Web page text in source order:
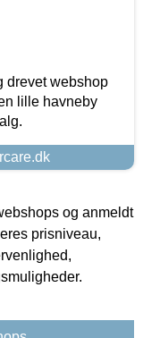
drevet webshop
lille havneby
og anmeldt
prisniveau,